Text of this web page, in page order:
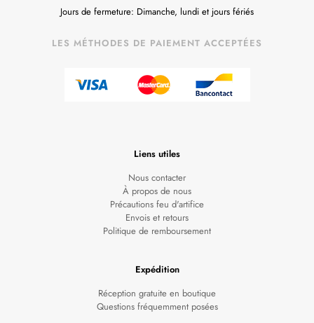
Jours de fermeture: Dimanche, lundi et jours fériés
LES MÉTHODES DE PAIEMENT ACCEPTÉES
Liens utiles
Nous contacter
À propos de nous
Précautions feu d'artifice
Envois et retours
Politique de remboursement
Expédition
Réception gratuite en boutique
Questions fréquemment posées